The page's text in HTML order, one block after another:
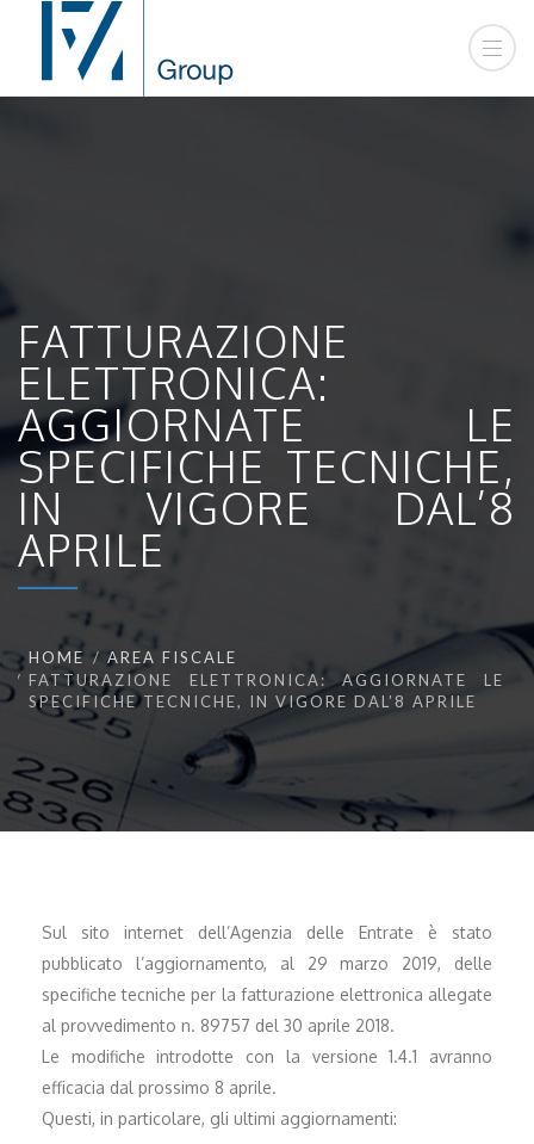
FATTURAZIONE
ELETTRONICA:
AGGIORNATE LE
SPECIFICHE TECNICHE,
IN VIGORE DAL’8
APRILE
HOME
AREA FISCALE
FATTURAZIONE ELETTRONICA: AGGIORNATE LE
SPECIFICHE TECNICHE, IN VIGORE DAL’8 APRILE
Sul sito internet dell’Agenzia delle Entrate è stato
pubblicato l’aggiornamento, al 29 marzo 2019, delle
specifiche tecniche per la fatturazione elettronica allegate
al provvedimento n. 89757 del 30 aprile 2018.
Le modifiche introdotte con la versione 1.4.1 avranno
efficacia dal prossimo 8 aprile.
Questi, in particolare, gli ultimi aggiornamenti: